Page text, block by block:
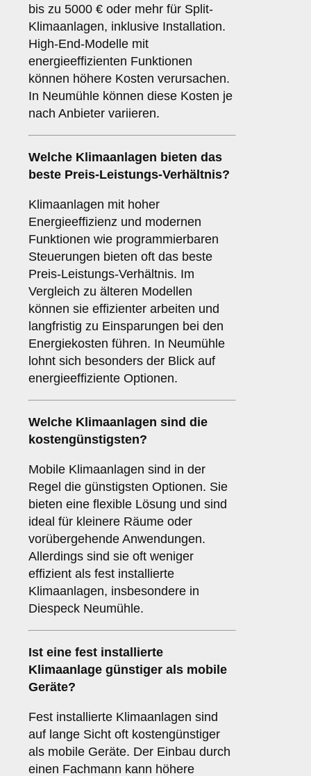
bis zu 5000 € oder mehr für Split-
Klimaanlagen, inklusive Installation.
High-End-Modelle mit
energieeffizienten Funktionen
können höhere Kosten verursachen.
In Neumühle können diese Kosten je
nach Anbieter variieren.
Welche Klimaanlagen bieten das
beste Preis-Leistungs-Verhältnis?
Klimaanlagen mit hoher
Energieeffizienz und modernen
Funktionen wie programmierbaren
Steuerungen bieten oft das beste
Preis-Leistungs-Verhältnis. Im
Vergleich zu älteren Modellen
können sie effizienter arbeiten und
langfristig zu Einsparungen bei den
Energiekosten führen. In Neumühle
lohnt sich besonders der Blick auf
energieeffiziente Optionen.
Welche Klimaanlagen sind die
kostengünstigsten?
Mobile Klimaanlagen sind in der
Regel die günstigsten Optionen. Sie
bieten eine flexible Lösung und sind
ideal für kleinere Räume oder
vorübergehende Anwendungen.
Allerdings sind sie oft weniger
effizient als fest installierte
Klimaanlagen, insbesondere in
Diespeck Neumühle.
Ist eine fest installierte
Klimaanlage günstiger als mobile
Geräte?
Fest installierte Klimaanlagen sind
auf lange Sicht oft kostengünstiger
als mobile Geräte. Der Einbau durch
einen Fachmann kann höhere